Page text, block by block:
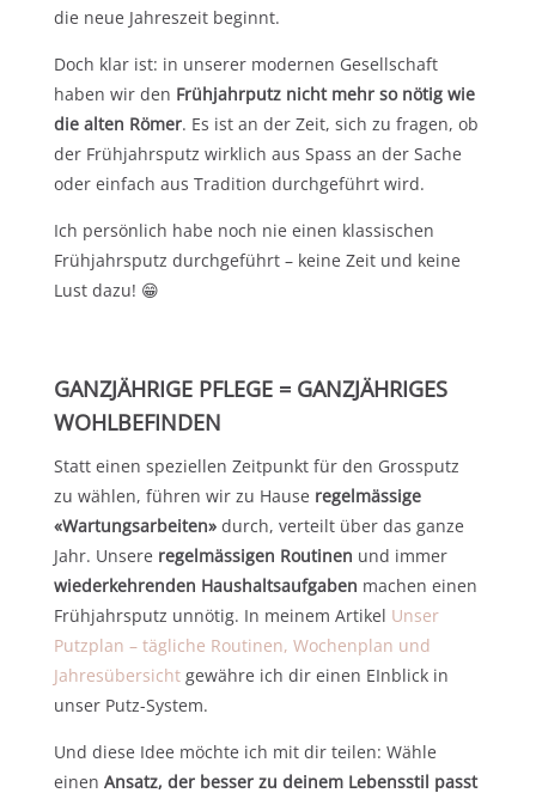
die neue Jahreszeit beginnt.
Doch klar ist: in unserer modernen Gesellschaft
haben wir den Frühjahrputz nicht mehr so nötig wie
die alten Römer. Es ist an der Zeit, sich zu fragen, ob
der Frühjahrsputz wirklich aus Spass an der Sache
oder einfach aus Tradition durchgeführt wird.
Ich persönlich habe noch nie einen klassischen
Frühjahrsputz durchgeführt – keine Zeit und keine
Lust dazu! 😁
GANZJÄHRIGE PFLEGE = GANZJÄHRIGES
WOHLBEFINDEN
Statt einen speziellen Zeitpunkt für den Grossputz
zu wählen, führen wir zu Hause regelmässige
«Wartungsarbeiten» durch, verteilt über das ganze
Jahr. Unsere regelmässigen Routinen und immer
wiederkehrenden Haushaltsaufgaben machen einen
Frühjahrsputz unnötig. In meinem Artikel Unser
Putzplan – tägliche Routinen, Wochenplan und
Jahresübersichtgewähre ich dir einen EInblick in
unser Putz-System.
Und diese Idee möchte ich mit dir teilen: Wähle
einen Ansatz, der besser zu deinem Lebensstil passt